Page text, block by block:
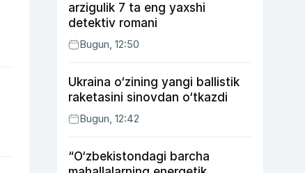
arzigulik 7 ta eng yaxshi
detektiv romani
Bugun, 12:50
Ukraina o‘zining yangi ballistik
raketasini sinovdan o‘tkazdi
Bugun, 12:42
“O‘zbekistondagi barcha